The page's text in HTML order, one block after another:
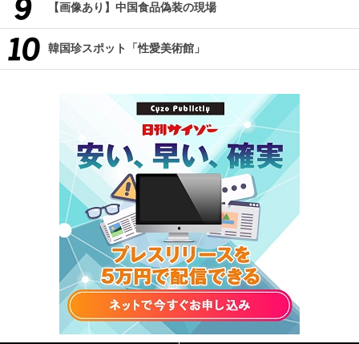
【画像あり】中国食品偽装の現場
韓国珍スポット「性愛美術館」